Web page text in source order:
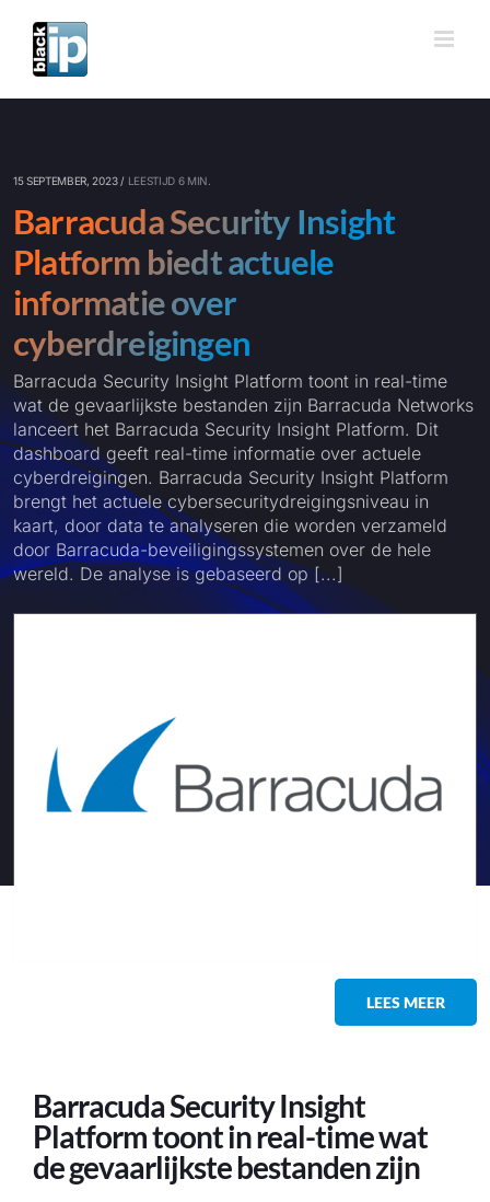
naar
inhoud
15 SEPTEMBER, 2023 / LEESTIJD 6 MIN.
Barracuda Security Insight
Platform biedt actuele
informatie over
cyberdreigingen
Barracuda Security Insight Platform toont in real-time
wat de gevaarlijkste bestanden zijn Barracuda Networks
lanceert het Barracuda Security Insight Platform. Dit
dashboard geeft real-time informatie over actuele
cyberdreigingen. Barracuda Security Insight Platform
brengt het actuele cybersecuritydreigingsniveau in
kaart, door data te analyseren die worden verzameld
door Barracuda-beveiligingssystemen over de hele
wereld. De analyse is gebaseerd op [...]
LEES MEER
Barracuda Security Insight
Platform toont in real-time wat
de gevaarlijkste bestanden zijn